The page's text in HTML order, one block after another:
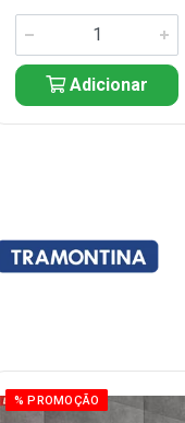
Adicionar
% PROMOÇÃO